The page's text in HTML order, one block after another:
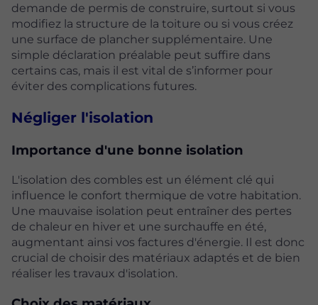
demande de permis de construire, surtout si vous
modifiez la structure de la toiture ou si vous créez
une surface de plancher supplémentaire. Une
simple déclaration préalable peut suffire dans
certains cas, mais il est vital de s’informer pour
éviter des complications futures.
Négliger l'isolation
Importance d'une bonne isolation
L'isolation des combles est un élément clé qui
influence le confort thermique de votre habitation.
Une mauvaise isolation peut entraîner des pertes
de chaleur en hiver et une surchauffe en été,
augmentant ainsi vos factures d'énergie. Il est donc
crucial de choisir des matériaux adaptés et de bien
réaliser les travaux d'isolation.